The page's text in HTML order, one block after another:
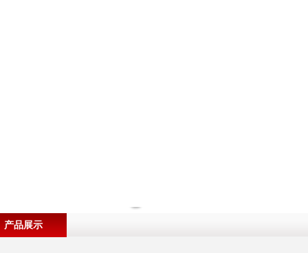
产品展示